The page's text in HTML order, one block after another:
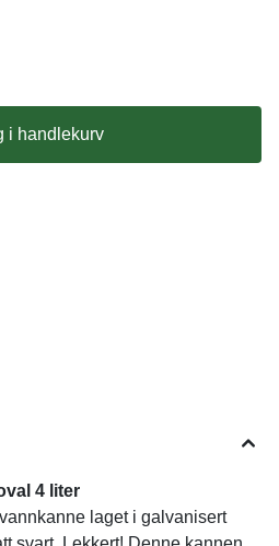
i handlekurv
4 liter
laget i galvanisert